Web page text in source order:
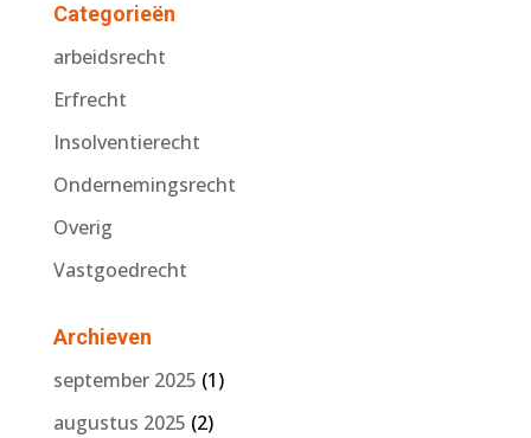
Categorieën
arbeidsrecht
Erfrecht
Insolventierecht
Ondernemingsrecht
Overig
Vastgoedrecht
Archieven
september 2025 (1)
augustus 2025 (2)